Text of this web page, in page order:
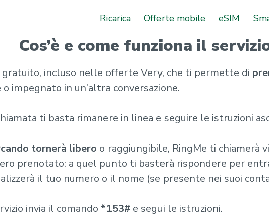
Ricarica Offerte mobile eSIM
Cos’è e come funziona il
gratuito, incluso nelle offerte Very, che ti permette di
impegnato in un’altra conversazione.
ti basta rimanere in linea e seguire le istruzioni
tornerà libero o raggiungibile, RingMe ti chiamerà
prenotato: a quel punto ti basterà rispondere per
il tuo numero o il nome (se presente nei suoi
invia il comando *153# e segui le istruzioni.